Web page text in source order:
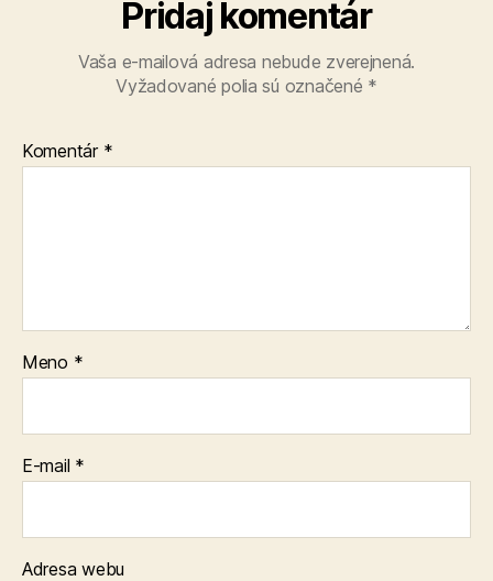
Pridaj komentár
Vaša e-mailová adresa nebude zverejnená.
Vyžadované polia sú označené *
Komentár *
Meno *
E-mail *
Adresa webu